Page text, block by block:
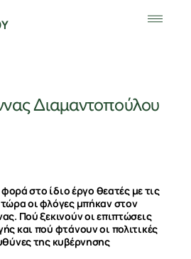
Διαμαντοπούλου
φορά στο ίδιο έργο θεατές με τις
οι φλόγες μπήκαν στον
Πού ξεκινούν οι επιπτώσεις
και πού φτάνουν οι πολιτικές
της κυβέρνησης